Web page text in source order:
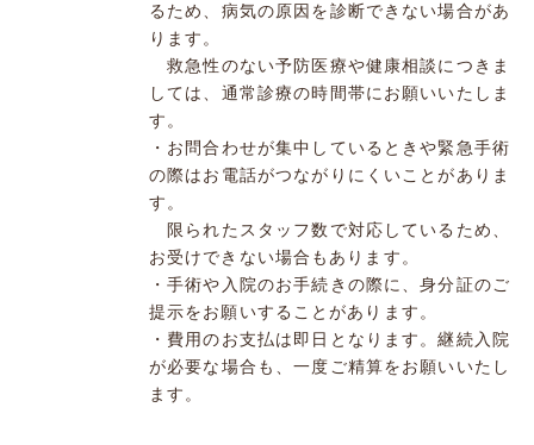
るため、病気の原因を診断できない場合があ
ります。
救急性のない予防医療や健康相談につきま
しては、通常診療の時間帯にお願いいたしま
す。
・お問合わせが集中しているときや緊急手術
の際はお電話がつながりにくいことがありま
す。
限られたスタッフ数で対応しているため、
お受けできない場合もあります。
・手術や入院のお手続きの際に、身分証のご
提示をお願いすることがあります。
・費用のお支払は即日となります。継続入院
が必要な場合も、一度ご精算をお願いいたし
ます。